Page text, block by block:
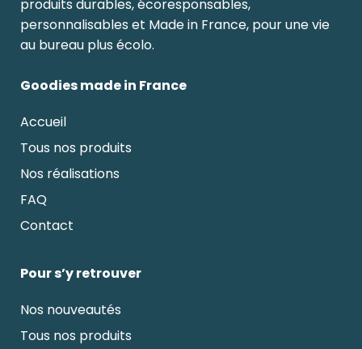
produits durables, écoresponsables,
personnalisables et Made in France, pour une vie
au bureau plus écolo.
Goodies made in France
Accueil
Tous nos produits
Nos réalisations
FAQ
Contact
Pour s’y retrouver
Nos nouveautés
Tous nos produits